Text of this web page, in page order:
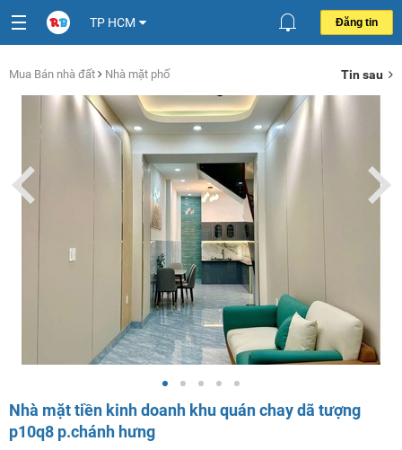
TP HCM Đăng tin
Mua Bán nhà đất Nhà mặt phố Tin sau
Nhà mặt tiền kinh doanh khu quán chay dã tượng
p10q8 p.chánh hưng